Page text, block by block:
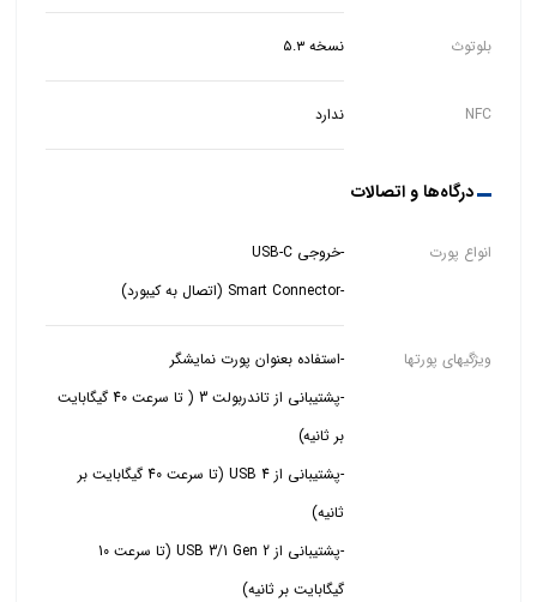
بلوتوث نسخه ۵.۳
NFC ندارد
درگاه‌ها و اتصالات
انواع پورت‌
-خروجی USB-C
-Smart Connector (اتصال به کیبورد)
ویژگیهای پورتها
-استفاده بعنوان پورت نمایشگر
-پشتیبانی از تاندربولت 3 ( تا سرعت 40 گیگابایت
بر ثانیه)
-پشتیبانی از USB 4 (تا سرعت 40 گیگابایت بر
ثانیه)
-پشتیبانی از USB 3/1 Gen 2 (تا سرعت 10
گیگابایت بر ثانیه)